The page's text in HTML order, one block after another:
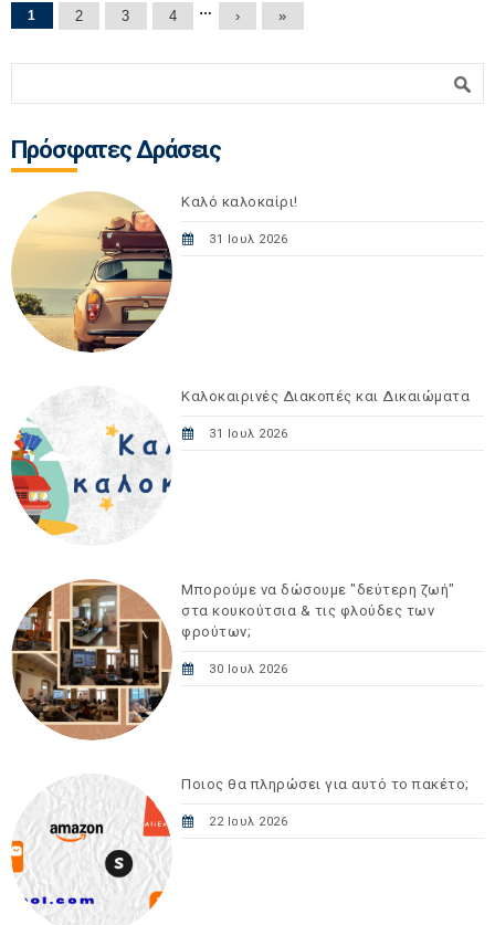
Σελίδες
1 2 3 4 … › »
Πρόσφατες Δράσεις
Καλό καλοκαίρι!
31 Ιουλ 2026
Καλοκαιρινές Διακοπές και Δικαιώματα
31 Ιουλ 2026
Μπορούμε να δώσουμε "δεύτερη ζωή"
στα κουκούτσια & τις φλούδες των
φρούτων;
30 Ιουλ 2026
Ποιος θα πληρώσει για αυτό το πακέτο;
22 Ιουλ 2026